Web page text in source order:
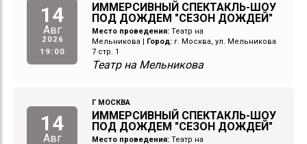
14
Авг
2026
19:00
ИММЕРСИВНЫЙ СПЕКТАКЛЬ-ШОУ
ПОД ДОЖДЕМ "СЕЗОН ДОЖДЕЙ"
Место проведения: Театр на
Мельникова
Город: г. Москва, ул. Мельникова
7 стр. 1
Театр на Мельникова
14
Авг
Г МОСКВА
ИММЕРСИВНЫЙ СПЕКТАКЛЬ-ШОУ
ПОД ДОЖДЕМ "СЕЗОН ДОЖДЕЙ"
Место проведения: Театр на